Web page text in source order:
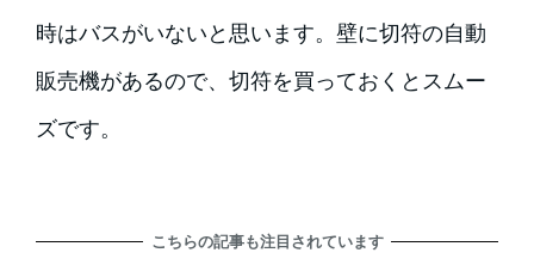
時はバスがいないと思います。壁に切符の自動
販売機があるので、切符を買っておくとスムー
ズです。
こちらの記事も注目されています